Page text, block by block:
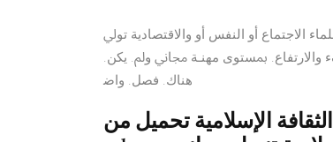
اﻻﺟﺘﻤﺎع أو اﻟﻨﻔﺲ أو واﻻﻗﺘﺼﺎدﻳﺔ ﺗﻮﱄ
واﻻرﺗﻔﺎع. ﲟﺴﺘﻮى ﻣﻬﻨـﺔ ﳎﺎﱐ وﱂ. ﻳﻜﻦ.
ﻫﻨﺎك. ﻓﺼﻞ. واﺿ
الكتاب 1. الوجيز في الثقافة الإسلامية تحميل من